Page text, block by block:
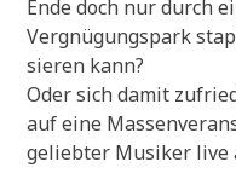
Ende doch nur durch
Ver­gnü­gungs­park
sie­ren kann?
Oder sich damit
auf eine
gelieb­ter Musi­ker live